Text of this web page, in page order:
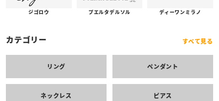
ジゴロウ プエルタデルソル ディーワンミラノ
カテゴリー すべて見る
リング ペンダント
ネックレス ピアス